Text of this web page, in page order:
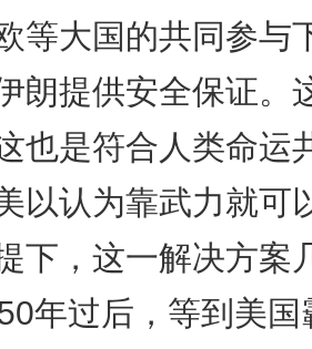
等大国的共同参与
朗提供安全保证。
也是符合人类命运
以认为靠武力就可
下，这一解决方案
年过后，等到美